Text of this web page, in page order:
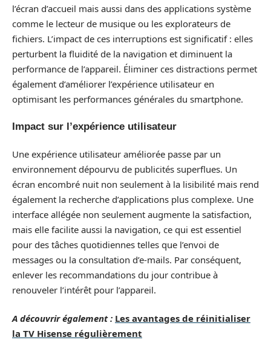
l’écran d’accueil mais aussi dans des applications système
comme le lecteur de musique ou les explorateurs de
fichiers. L’impact de ces interruptions est significatif : elles
perturbent la fluidité de la navigation et diminuent la
performance de l’appareil. Éliminer ces distractions permet
également d’améliorer l’expérience utilisateur en
optimisant les performances générales du smartphone.
Impact sur l’expérience utilisateur
Une expérience utilisateur améliorée passe par un
environnement dépourvu de publicités superflues. Un
écran encombré nuit non seulement à la lisibilité mais rend
également la recherche d’applications plus complexe. Une
interface allégée non seulement augmente la satisfaction,
mais elle facilite aussi la navigation, ce qui est essentiel
pour des tâches quotidiennes telles que l’envoi de
messages ou la consultation d’e-mails. Par conséquent,
enlever les recommandations du jour contribue à
renouveler l’intérêt pour l’appareil.
A découvrir également : Les avantages de réinitialiser
la TV Hisense régulièrement